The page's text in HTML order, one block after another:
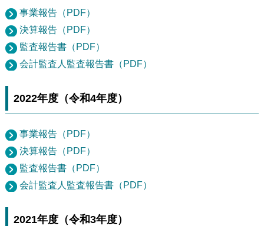
事業報告（PDF）
決算報告（PDF）
監査報告書（PDF）
会計監査人監査報告書（PDF）
2022年度（令和4年度）
事業報告（PDF）
決算報告（PDF）
監査報告書（PDF）
会計監査人監査報告書（PDF）
2021年度（令和3年度）